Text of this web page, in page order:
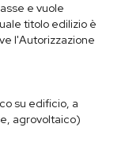
e vuole
titolo edilizio è
l'Autorizzazione
su edificio, a
agrovoltaico)